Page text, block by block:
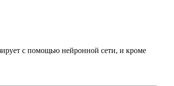
с помощью нейронной сети, и кроме